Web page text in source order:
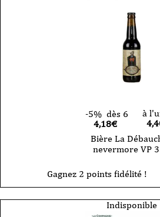
-5% dès 6
4,18€
à
Bière La
nevermore VP
Gagnez 2 points fidélité !
Indisponible